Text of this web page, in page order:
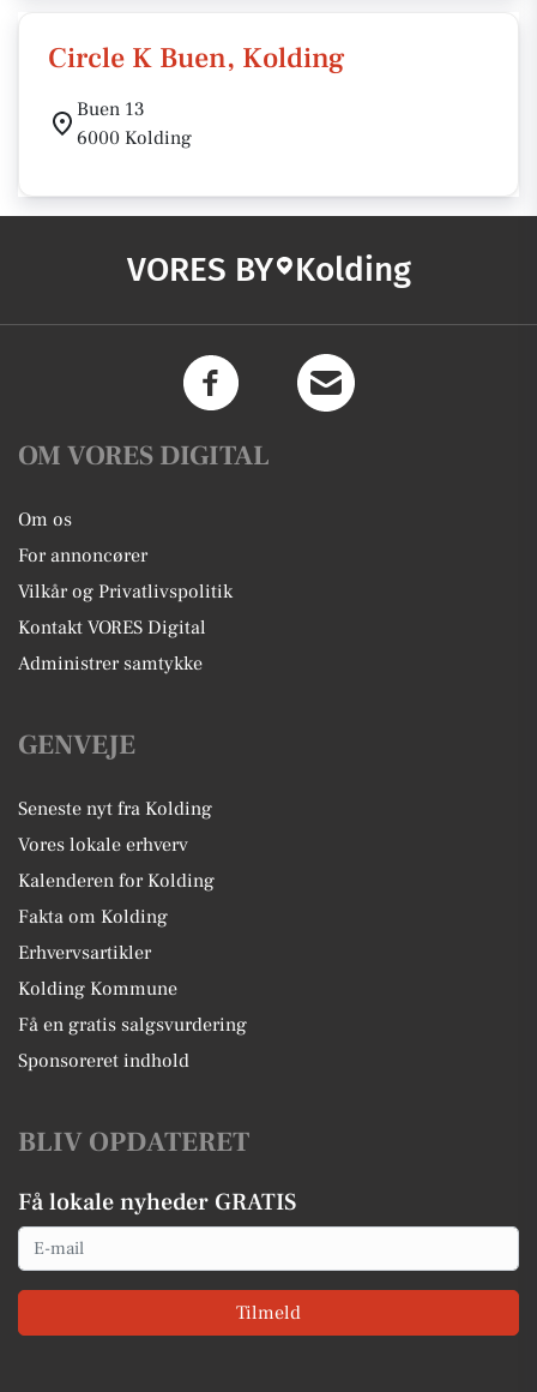
Circle K Buen, Kolding
Buen 13
6000 Kolding
VORES BY Kolding
OM VORES DIGITAL
Om os
For annoncører
Vilkår og Privatlivspolitik
Kontakt VORES Digital
Administrer samtykke
GENVEJE
Seneste nyt fra Kolding
Vores lokale erhverv
Kalenderen for Kolding
Fakta om Kolding
Erhvervsartikler
Kolding Kommune
Få en gratis salgsvurdering
Sponsoreret indhold
BLIV OPDATERET
Få lokale nyheder GRATIS
Email
Tilmeld